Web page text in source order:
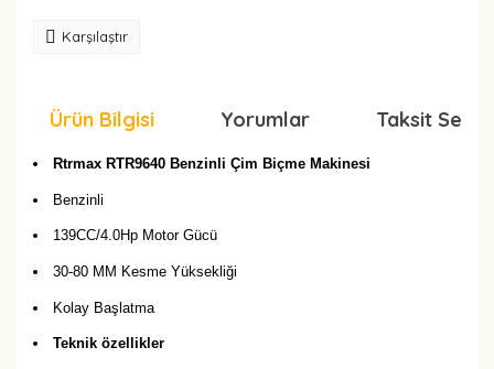
Karşılaştır
Ürün Bilgisi Yorumlar Taksit
Rtrmax RTR9640 Benzinli Çim Biçme Makinesi
Benzinli
139CC/4.0Hp Motor Gücü
30-80 MM Kesme Yüksekliği
Kolay Başlatma
Teknik özellikler